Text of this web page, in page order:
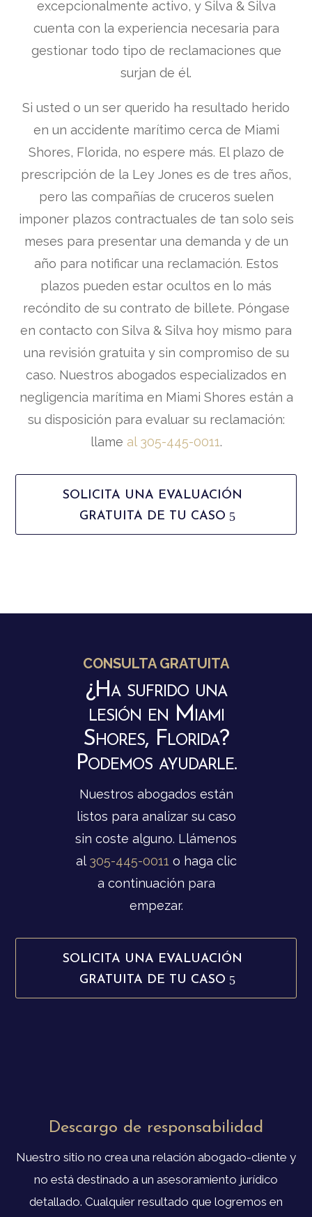
excepcionalmente activo, y Silva & Silva
cuenta con la experiencia necesaria para
gestionar todo tipo de reclamaciones que
surjan de él.
Si usted o un ser querido ha resultado herido
en un accidente marítimo cerca de Miami
Shores, Florida, no espere más. El plazo de
prescripción de la Ley Jones es de tres años,
pero las compañías de cruceros suelen
imponer plazos contractuales de tan solo seis
meses para presentar una demanda y de un
año para notificar una reclamación. Estos
plazos pueden estar ocultos en lo más
recóndito de su contrato de billete. Póngase
en contacto con Silva & Silva hoy mismo para
una revisión gratuita y sin compromiso de su
caso. Nuestros abogados especializados en
negligencia marítima en Miami Shores están a
su disposición para evaluar su reclamación:
llame al 305-445-0011.
SOLICITA UNA EVALUACIÓN
GRATUITA DE TU CASO
CONSULTA GRATUITA
¿Ha sufrido una
lesión en Miami
Shores, Florida?
Podemos ayudarle.
Nuestros abogados están
listos para analizar su caso
sin coste alguno. Llámenos
al 305-445-0011 o haga clic
a continuación para
empezar.
SOLICITA UNA EVALUACIÓN
GRATUITA DE TU CASO
Descargo de responsabilidad
Nuestro sitio no crea una relación abogado-cliente y
no está destinado a un asesoramiento jurídico
detallado. Cualquier resultado que logremos en